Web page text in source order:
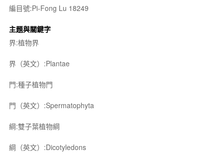
編目號:Pi-Fong Lu 18249
主題與關鍵字
界:植物界
界（英文）:Plantae
門:種子植物門
門（英文）:Spermatophyta
綱:雙子葉植物綱
綱（英文）:Dicotyledons